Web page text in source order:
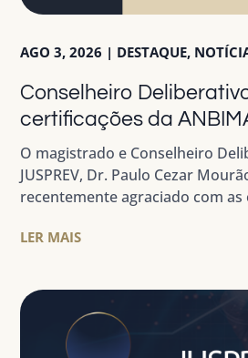
Conselheiro
certificações da
AGO 3, 2026 | DESTAQUE,
O magistrado e Conselheiro
JUSPREV, Dr. Paulo Cezar
recentemente agraciado com as
LER MAIS